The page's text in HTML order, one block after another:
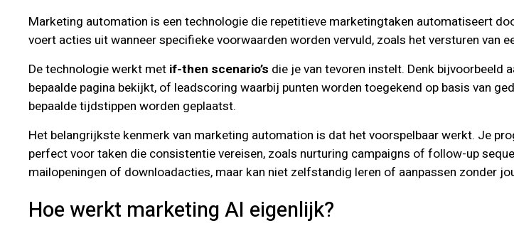
Marketing automation is een technologie die repetitieve marketingtaken automatiseert
voert acties uit wanneer specifieke voorwaarden worden vervuld, zoals het versturen
De technologie werkt met if-then scenario’s die je van tevoren instelt. Denk bijvoorbeeld
bepaalde pagina bekijkt, of leadscoring waarbij punten worden toegekend op basis van
bepaalde tijdstippen worden geplaatst.
Het belangrijkste kenmerk van marketing automation is dat het voorspelbaar werkt. Je
perfect voor taken die consistentie vereisen, zoals nurturing campaigns of follow-up
mailopeningen of downloadacties, maar kan niet zelfstandig leren of aanpassen zonder
Hoe werkt marketing AI eigenlijk?